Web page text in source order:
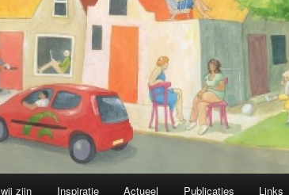
zijn Inspiratie Actueel Publicaties Links